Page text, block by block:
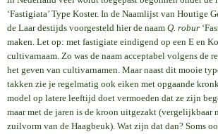
‘Fastigiata’ Type Koster. In de Naamlijst van Houtige
de Laar destijds voorgesteld hier de naam Q. robur
maken. Let op: met fastigiate eindigend op een E en
cultivarnaam. Zo was de naam acceptabel volgens de
het geven van cultivarnamen. Maar naast dit mooie
takken zie je regelmatig ook eiken met opgaande
model op latere leeftijd doet vermoeden dat ze zijn
maar met de jaren is de kroon uitgezakt (vergelijkbaar
zuilvorm van de Haagbeuk). Wat zijn dat dan? Soms